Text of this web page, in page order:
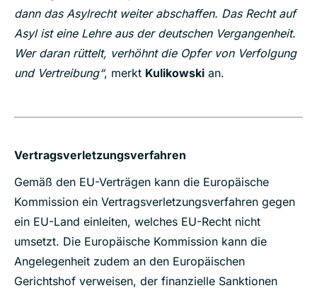
dann das Asylrecht weiter abschaffen. Das Recht auf
Asyl ist eine Lehre aus der deutschen Vergangenheit.
Wer daran rüttelt, verhöhnt die Opfer von Verfolgung
und Vertreibung“, merkt Kulikowski an.
Vertragsverletzungsverfahren
Gemäß den EU-Verträgen kann die Europäische
Kommission ein Vertragsverletzungsverfahren gegen
ein EU-Land einleiten, welches EU-Recht nicht
umsetzt. Die Europäische Kommission kann die
Angelegenheit zudem an den Europäischen
Gerichtshof verweisen, der finanzielle Sanktionen